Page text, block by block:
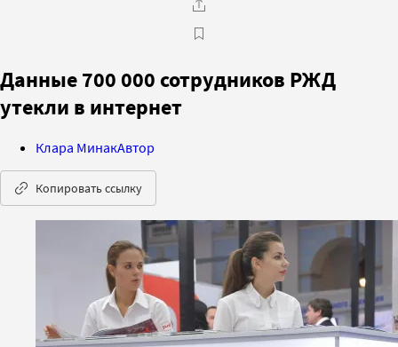
Данные 700 000 сотрудников РЖД
утекли в интернет
Клара МинакАвтор
Копировать ссылку